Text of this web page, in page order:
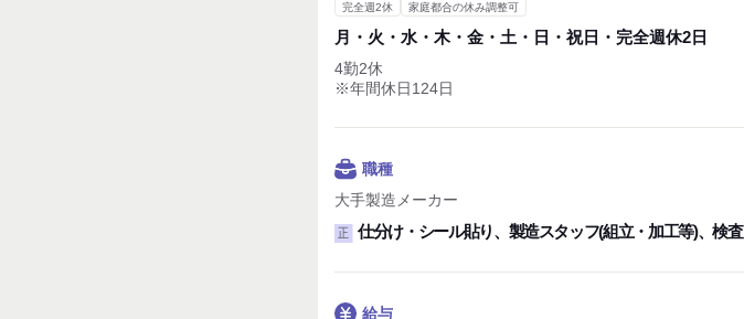
完全週2休 家庭都合の休み調整可
月・火・水・木・金・土・日・祝日・完全週休2日
4勤2休
※年間休日124日
職種
大手製造メーカー
正 仕分け・シール貼り、製造スタッフ(組立・加工等)、検査
給与